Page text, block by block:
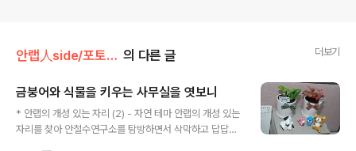
안랩人side/포토안랩 의 다른 글 더보기
금붕어와 식물을 키우는 사무실을 엿보니
* 안랩의 개성 있는 자리 (2) - 자연 테마 안랩의 개성 있는
자리를 찾아 안철수연구소를 탐방하면서 삭막하고 답답한